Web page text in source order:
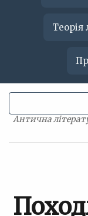
Теорія
Антична